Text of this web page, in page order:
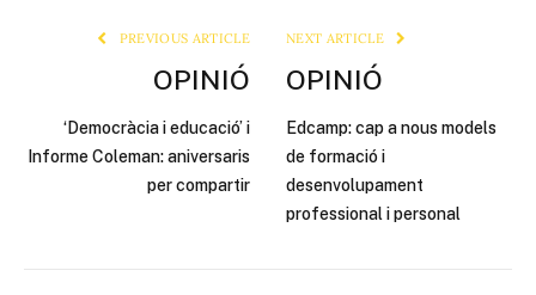
PREVIOUS ARTICLE
OPINIÓ
‘Democràcia i educació’ i
Informe Coleman: aniversaris
per compartir
NEXT ARTICLE
OPINIÓ
Edcamp: cap a nous models
de formació i
desenvolupament
professional i personal